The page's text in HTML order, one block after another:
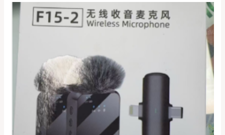
El
precio
original
El
precio
actual